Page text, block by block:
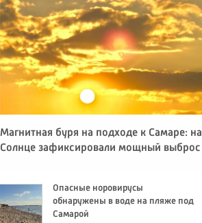
Магнитная буря на подходе к Самаре: на
Солнце зафиксировали мощный выброс
Опасные норовирусы
обнаружены в воде на пляже под
Самарой